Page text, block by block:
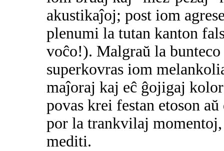
akustikaĵoj; post iom
plenumi la tutan kanton
voĉo!). Malgraŭ la
superkovras iom
maĵoraj kaj eĉ ĝojigaj
povas krei festan etoson
por la trankvilaj
mediti.